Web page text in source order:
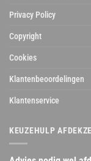
Privacy Policy
Copyright
Cookies
Klantenbeoordelingen
Klantenservice
KEUZEHULP